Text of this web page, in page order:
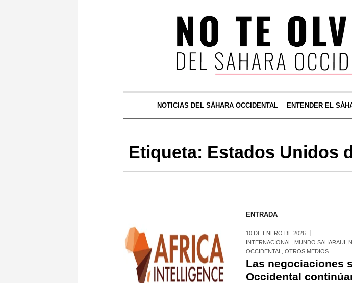
NOTICIAS DEL SÁHARA OCCIDENTAL ENTENDER EL
Etiqueta: Estados Unidos
ENTRADA
10 DE ENERO DE 2026
INTERNACIONAL
MUNDO SAHARAUI
OCCIDENTAL
OTROS MEDIOS
Las negociaciones
Occidental